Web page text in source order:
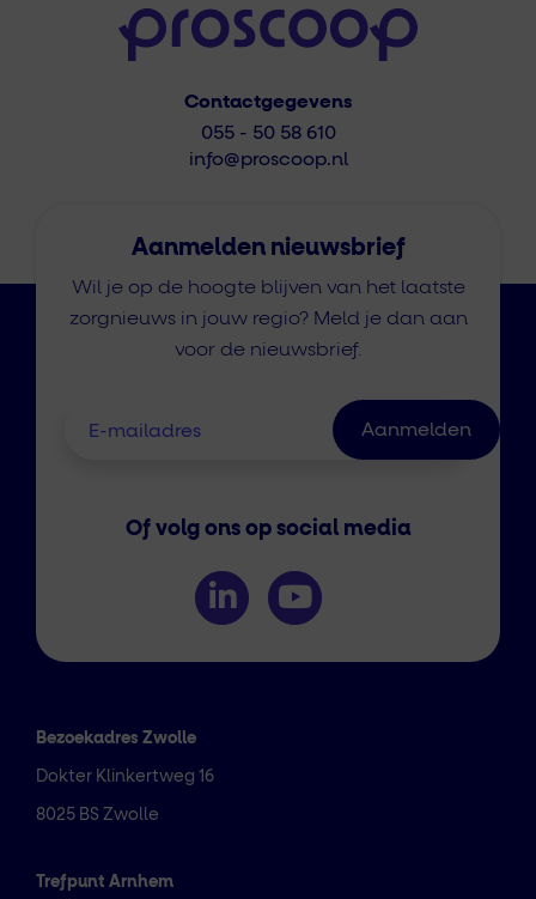
Contactgegevens
055 - 50 58 610
info@proscoop.nl
Bezoekadres Zwolle
Dokter Klinkertweg 16
8025 BS Zwolle
Trefpunt Arnhem
Aanmelden nieuwsbrief
Wil je op de hoogte blijven van het laatste
zorgnieuws in jouw regio? Meld je dan aan
voor de nieuwsbrief.
Of volg ons op social media